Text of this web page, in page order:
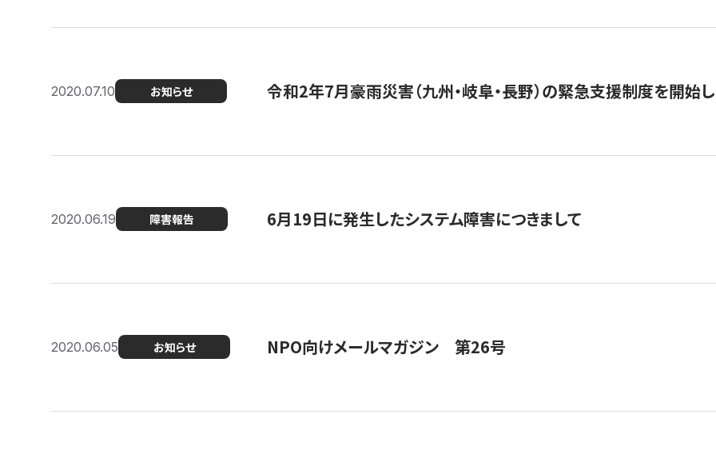
2020.07.10 お知らせ 令和2年7月豪雨災害（九州・岐阜・長野）の緊急支援制度を開始
2020.06.19 障害報告 6月19日に発生したシステム障害につきまして
2020.06.05 お知らせ NPO向けメールマガジン 第26号